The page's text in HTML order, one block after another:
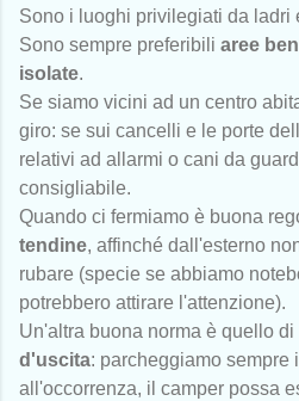
Sono i luoghi privilegiati da ladri
Sono sempre preferibili aree
isolate.
Se siamo vicini ad un centro
giro: se sui cancelli e le porte
relativi ad allarmi o cani da
consigliabile.
Quando ci fermiamo è buona
tendine, affinché dall'esterno
rubare (specie se abbiamo
potrebbero attirare l'attenzione).
Un'altra buona norma è quello di
d'uscita: parcheggiamo sempre
all'occorrenza, il camper possa